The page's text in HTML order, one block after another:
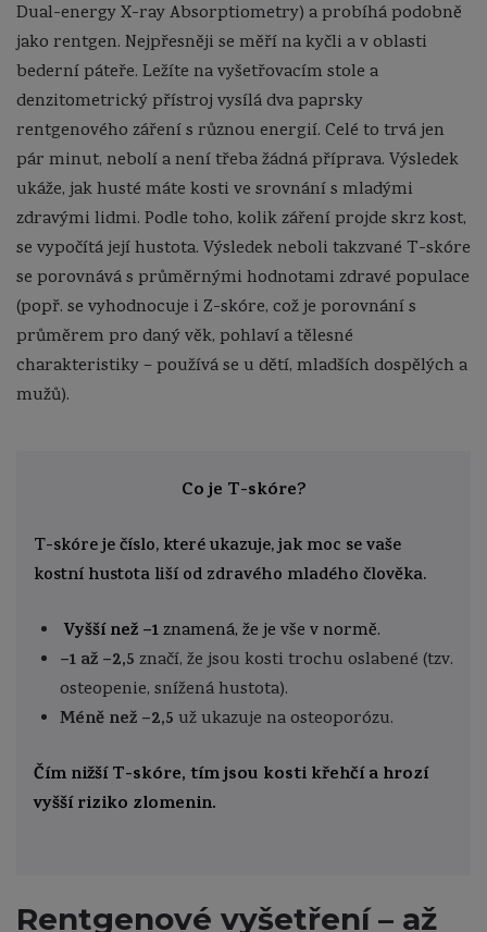
Dual-energy X-ray Absorptiometry) a probíhá podobně
jako rentgen. Nejpřesněji se měří na kyčli a v oblasti
bederní páteře. Ležíte na vyšetřovacím stole a
denzitometrický přístroj vysílá dva paprsky
rentgenového záření s různou energií. Celé to trvá jen
pár minut, nebolí a není třeba žádná příprava. Výsledek
ukáže, jak husté máte kosti ve srovnání s mladými
zdravými lidmi. Podle toho, kolik záření projde skrz kost,
se vypočítá její hustota. Výsledek neboli takzvané T-skóre
se porovnává s průměrnými hodnotami zdravé populace
(popř. se vyhodnocuje i Z-skóre, což je porovnání s
průměrem pro daný věk, pohlaví a tělesné
charakteristiky – používá se u dětí, mladších dospělých a
mužů).
Co je T-skóre?
T-skóre je číslo, které ukazuje, jak moc se vaše
kostní hustota liší od zdravého mladého člověka.
Vyšší než –1znamená, že je vše v normě.
–1 až –2,5 značí, že jsou kosti trochu oslabené (tzv.
osteopenie, snížená hustota).
Méně než –2,5 už ukazuje na osteoporózu.
Čím nižší T-skóre, tím jsou kosti křehčí a hrozí
vyšší riziko zlomenin.
Rentgenové vyšetření – až